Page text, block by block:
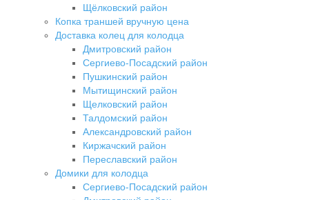
Щёлковский район
Копка траншей вручную цена
Доставка колец для колодца
Дмитровский район
Сергиево-Посадский район
Пушкинский район
Мытищинский район
Щелковский район
Талдомский район
Александровский район
Киржачский район
Переславский район
Домики для колодца
Сергиево-Посадский район